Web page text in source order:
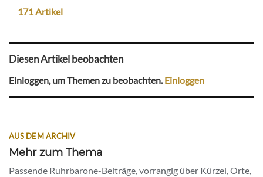
171 Artikel
Diesen Artikel beobachten
Einloggen, um Themen zu beobachten.Einloggen
AUS DEM ARCHIV
Mehr zum Thema
Passende Ruhrbarone-Beiträge, vorrangig über Kürzel, Orte,